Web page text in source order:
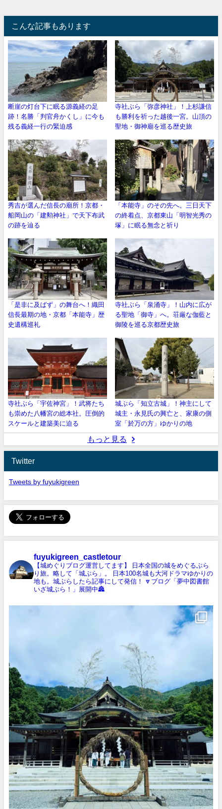
こんな記事もあります
断崖の灯台下に眠る源義経の足
跡！名勝「判官舟かくし」に今も
残る義経一行の緊迫感
寺社ぶら「弥彦神社」！上杉謙信
も勝利を祈った越後一宮。山頂の
聖地・御神廟を巡る歴史旅
秀吉が選んだ信長の廟所！京都・
船岡山の「建勲神社」で天下布武
の跡を辿る
「本能寺」のその先へ。三日天下
の終着点、京都東山「明智光秀の
塚」に眠る無念と祈り
「是非に及ばず」の舞台へ！織田
信長最期の地・京都「本能寺」歴
史遺構巡礼
寺社ぶら「泉涌寺」！山内に広が
る聖地「御寺」へ。荘厳な伽藍と
御陵を巡る京都歴史旅
寺社ぶら「宇佐神宮」！武将たち
も崇めた八幡宮の総本社。圧倒的
スケールと建築美に迫る
城ぶら「知立古城」！神主にして
城主・永見氏の興亡と、家康の側
室「於万の方」ゆかりの地
もっと見る
Twitter
Tweets by fuyukigreen
fuyukigreen_castletour
【城めぐりブログ運営してます】
日本全国の城をめぐるぶら
り旅。略して「城ぶら」。
日本100名城も大河ドラマゆかりの
地も。城ぶらしたら記事にして発信！
🔽ブログ「夢中図書館
いざ城ぶら！」展開中🏯